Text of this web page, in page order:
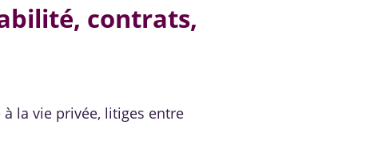
contrats,
la vie privée, litiges entre